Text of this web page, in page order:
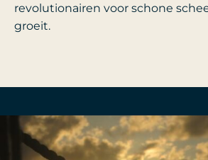
revolutionairen voor schone
groeit.